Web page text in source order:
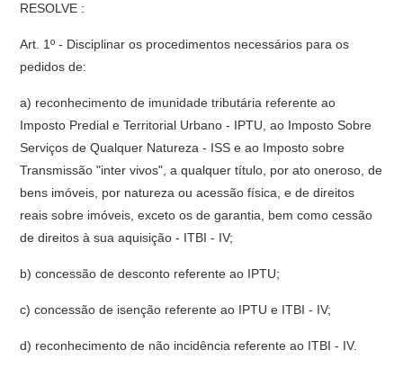
RESOLVE :
Art. 1º - Disciplinar os procedimentos necessários para os
pedidos de:
a) reconhecimento de imunidade tributária referente ao
Imposto Predial e Territorial Urbano - IPTU, ao Imposto Sobre
Serviços de Qualquer Natureza - ISS e ao Imposto sobre
Transmissão "inter vivos", a qualquer título, por ato oneroso, de
bens imóveis, por natureza ou acessão física, e de direitos
reais sobre imóveis, exceto os de garantia, bem como cessão
de direitos à sua aquisição - ITBI - IV;
b) concessão de desconto referente ao IPTU;
c) concessão de isenção referente ao IPTU e ITBI - IV;
d) reconhecimento de não incidência referente ao ITBI - IV.